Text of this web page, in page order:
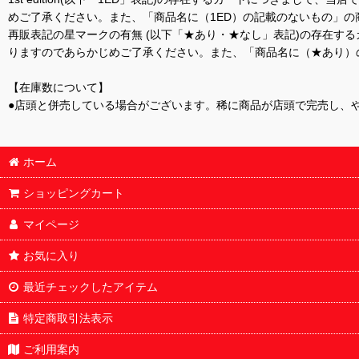
めご了承ください。また、「商品名に（1ED）の記載のないもの」
再販表記の星マークの有無 (以下「★あり・★なし」表記)の存在す
りますのであらかじめご了承ください。また、「商品名に（★あり
【在庫数について】
●店頭と併売している場合がございます。稀に商品が店頭で完売し
ホーム
ショッピングカート
マイページ
お気に入り
最近チェックしたアイテム
特定商取引法表示
ご利用案内